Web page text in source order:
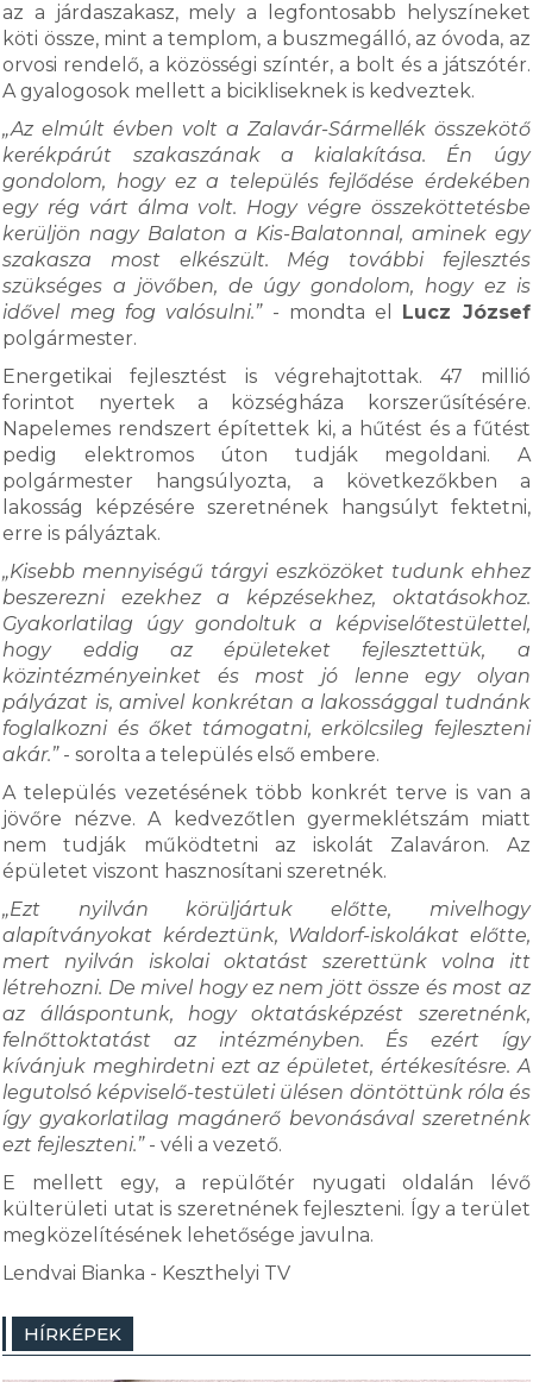
az a járdaszakasz, mely a legfontosabb helyszíneket
köti össze, mint a templom, a buszmegálló, az óvoda, az
orvosi rendelő, a közösségi színtér, a bolt és a játszótér.
A gyalogosok mellett a bicikliseknek is kedveztek.
„Az elmúlt évben volt a Zalavár-Sármellék összekötő
kerékpárút szakaszának a kialakítása. Én úgy
gondolom, hogy ez a település fejlődése érdekében
egy rég várt álma volt. Hogy végre összeköttetésbe
kerüljön nagy Balaton a Kis-Balatonnal, aminek egy
szakasza most elkészült. Még további fejlesztés
szükséges a jövőben, de úgy gondolom, hogy ez is
idővel meg fog valósulni.”- mondta el Lucz József
polgármester.
Energetikai fejlesztést is végrehajtottak. 47 millió
forintot nyertek a községháza korszerűsítésére.
Napelemes rendszert építettek ki, a hűtést és a fűtést
pedig elektromos úton tudják megoldani. A
polgármester hangsúlyozta, a következőkben a
lakosság képzésére szeretnének hangsúlyt fektetni,
erre is pályáztak.
„Kisebb mennyiségű tárgyi eszközöket tudunk ehhez
beszerezni ezekhez a képzésekhez, oktatásokhoz.
Gyakorlatilag úgy gondoltuk a képviselőtestülettel,
hogy eddig az épületeket fejlesztettük, a
közintézményeinket és most jó lenne egy olyan
pályázat is, amivel konkrétan a lakossággal tudnánk
foglalkozni és őket támogatni, erkölcsileg fejleszteni
akár.”- sorolta a település első embere.
A település vezetésének több konkrét terve is van a
jövőre nézve. A kedvezőtlen gyermeklétszám miatt
nem tudják működtetni az iskolát Zalaváron. Az
épületet viszont hasznosítani szeretnék.
„Ezt nyilván körüljártuk előtte, mivelhogy
alapítványokat kérdeztünk, Waldorf-iskolákat előtte,
mert nyilván iskolai oktatást szerettünk volna itt
létrehozni. De mivel hogy ez nem jött össze és most az
az álláspontunk, hogy oktatásképzést szeretnénk,
felnőttoktatást az intézményben. És ezért így
kívánjuk meghirdetni ezt az épületet, értékesítésre. A
legutolsó képviselő-testületi ülésen döntöttünk róla és
így gyakorlatilag magánerő bevonásával szeretnénk
ezt fejleszteni.”- véli a vezető.
E mellett egy, a repülőtér nyugati oldalán lévő
külterületi utat is szeretnének fejleszteni. Így a terület
megközelítésének lehetősége javulna.
Lendvai Bianka - Keszthelyi TV
HÍRKÉPEK